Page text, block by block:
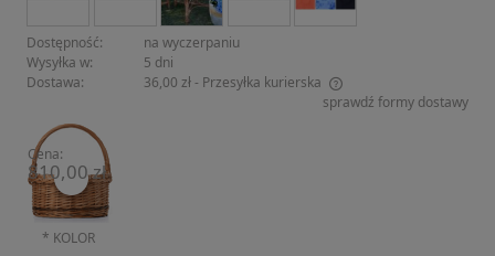
Dostępność:
na wyczerpaniu
Wysyłka w:
5 dni
Dostawa:
36,00 zł- Przesyłka kurierska
Cena nie zawiera ewentualnych kosztów płatnościsprawdź formy dostawy
Cena:
810,00 zł
* KOLOR